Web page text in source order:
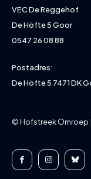
VEC De Reggehof
De Höfte 5 Goor
0547 26 08 88
Postadres:
De Höfte 5 7471 DK
© Hofstreek Omroep